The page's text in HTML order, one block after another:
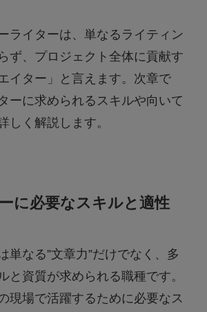
ライターは、単なるライティン
ず、プロジェクト全体に貢献す
イター」と言えます。次章で
ーに求められるスキルや向いて
しく解説します。
に必要なスキルと適性
単なる”文章力”だけでなく、多
と資質が求められる職種です。
現場で活躍するために必要なス